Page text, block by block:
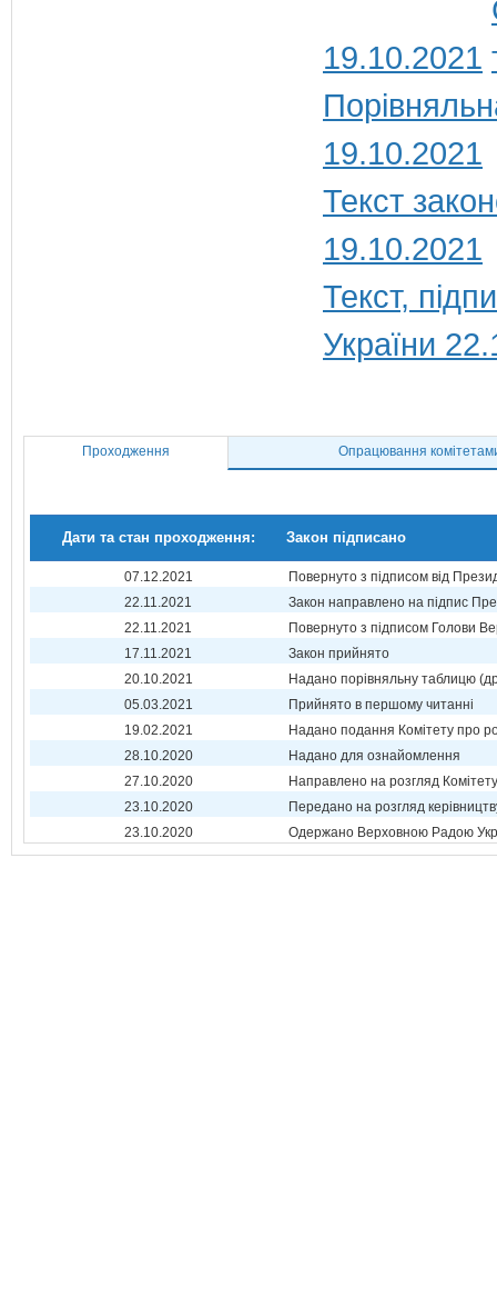
19.10.2021
19.10.2021
Текст
19.10.2021
Текст,
України
Проходження Опрацювання
Дати та стан проходження: Закон підписано
07.12.2021
Повернуто з підписом від
22.11.2021
Закон направлено на підпис
22.11.2021
Повернуто з підписом Голови
17.11.2021
Закон прийнято
20.10.2021
Надано порівняльну таблицю
05.03.2021
Прийнято в першому читанні
19.02.2021
Надано подання Комітету про
28.10.2020
Надано для ознайомлення
27.10.2020
Направлено на розгляд Комітету
23.10.2020
Передано на розгляд
23.10.2020
Одержано Верховною Радою